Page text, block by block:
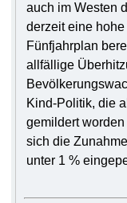
auch im Westen
derzeit eine
Fünfjahrplan
allfällige
Kind-Politik, die
gemildert
sich die
unter 1 %